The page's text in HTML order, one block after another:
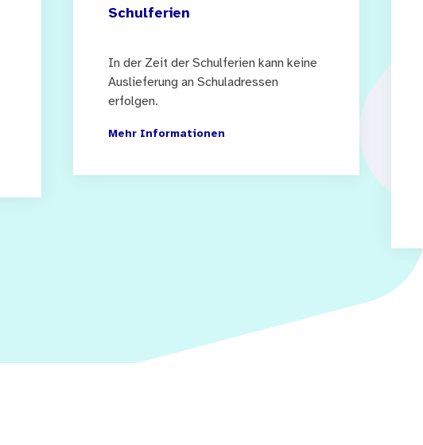
Schulferien
In der Zeit der Schulferien kann keine
Auslieferung an Schuladressen
erfolgen.
Mehr Informationen